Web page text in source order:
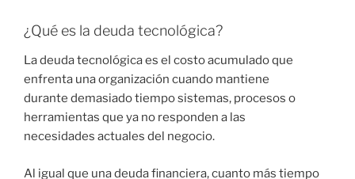
¿Qué es la deuda tecnológica?
La deuda tecnológica es el costo acumulado que
enfrenta una organización cuando mantiene
durante demasiado tiempo sistemas, procesos o
herramientas que ya no responden a las
necesidades actuales del negocio.
Al igual que una deuda financiera, cuanto más tiempo